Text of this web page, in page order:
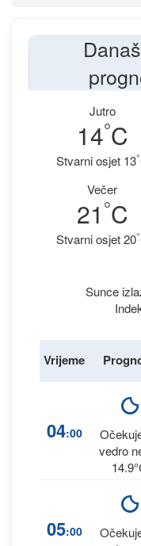
Jutro
14°C
Stvarni osjet 13°
Večer
21 °C
Stvarni osjet 20°
Sunce
Vrijeme
04:00
vedro
05:00